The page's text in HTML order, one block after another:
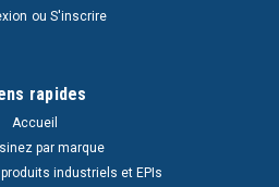
ou S'inscrire
rapides
Accueil
par marque
industriels et EPIs